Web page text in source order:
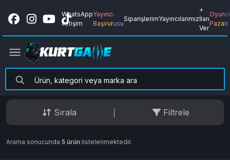
WhatsApp
İletişim
Yayıncı
Başvurusu
SiparişlerimYayıncılarımız
+
İlan
Ver
Pazarı
Sırala Filtrele
Arama sonucunda 5 ürün listelenmektedir.